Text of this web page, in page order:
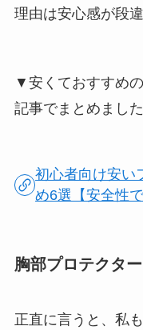
理由は安心感が段違
▼安くておすすめ
記事でまとめました
初心者向け安い
め6選【安全性
胸部プロテクター
正直に言うと、私